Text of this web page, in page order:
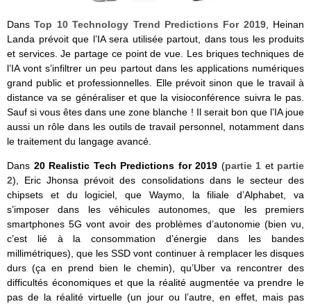
DansTop 10 Technology Trend Predictions For 2019, Heinan
Landa prévoit que l’IA sera utilisée partout, dans tous les produits
et services. Je partage ce point de vue. Les briques techniques de
l’IA vont s’infiltrer un peu partout dans les applications numériques
grand public et professionnelles. Elle prévoit sinon que le travail à
distance va se généraliser et que la visioconférence suivra le pas.
Sauf si vous êtes dans une zone blanche ! Il serait bon que l’IA joue
aussi un rôle dans les outils de travail personnel, notamment dans
le traitement du langage avancé.
Dans 20 Realistic Tech Predictions for 2019 (partie 1 et partie
2), Eric Jhonsa prévoit des consolidations dans le secteur des
chipsets et du logiciel, que Waymo, la filiale d’Alphabet, va
s’imposer dans les véhicules autonomes, que les premiers
smartphones 5G vont avoir des problèmes d’autonomie (bien vu,
c’est lié à la consommation d’énergie dans les bandes
millimétriques), que les SSD vont continuer à remplacer les disques
durs (ça en prend bien le chemin), qu’Uber va rencontrer des
difficultés économiques et que la réalité augmentée va prendre le
pas de la réalité virtuelle (un jour ou l’autre, en effet, mais pas